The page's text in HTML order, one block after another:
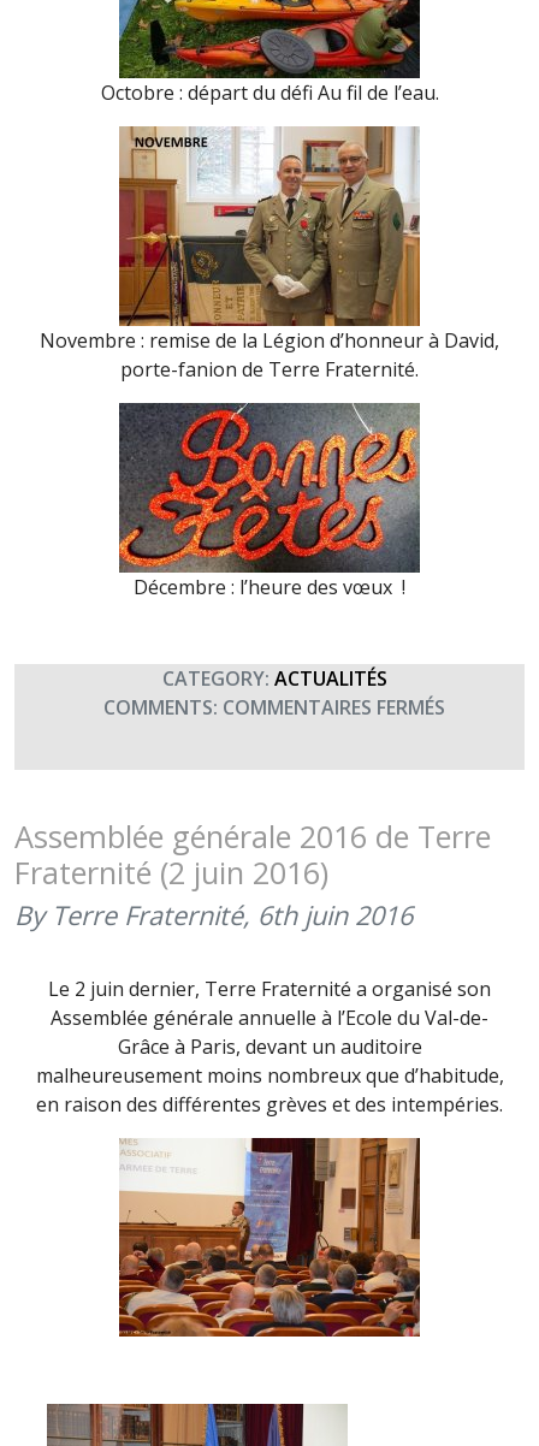
Octobre : départ du défi Au fil de l’eau.
Novembre : remise de la Légion d’honneur à David,
porte-fanion de Terre Fraternité.
Décembre : l’heure des vœux !
CATEGORY: ACTUALITÉS
COMMENTS: COMMENTAIRES FERMÉS
2016
Assemblée générale 2016 de Terre
Fraternité (2 juin 2016)
By Terre Fraternité, 6th juin 2016
Le 2 juin dernier, Terre Fraternité a organisé son
Assemblée générale annuelle à l’Ecole du Val-de-
Grâce à Paris, devant un auditoire
malheureusement moins nombreux que d’habitude,
en raison des différentes grèves et des intempéries.